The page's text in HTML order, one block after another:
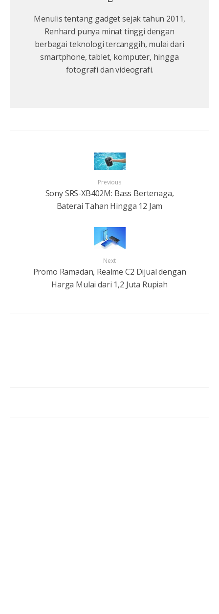
Menulis tentang gadget sejak tahun 2011,
Renhard punya minat tinggi dengan
berbagai teknologi tercanggih, mulai dari
smartphone, tablet, komputer, hingga
fotografi dan videografi.
Previous
Sony SRS-XB402M: Bass Bertenaga,
Baterai Tahan Hingga 12 Jam
Next
Promo Ramadan, Realme C2 Dijual dengan
Harga Mulai dari 1,2 Juta Rupiah